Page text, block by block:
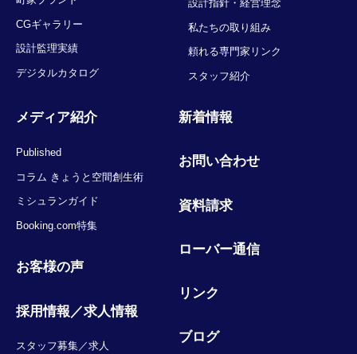
CGギャラリー
設計監理実績
デジタルカタログ
設計指針・経営理念
私たちの取り組み
頼れる専門家リンク
スタッフ紹介
メディア紹介
Published
コラム きょうと空間創生術
ミシュランガイド
Booking.com特集
お客様の声
採用情報／求人情報
スタッフ募集／求人
新着情報
お問い合わせ
資料請求
ローバー通信
リンク
ブログ